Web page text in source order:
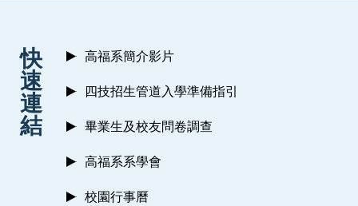
快
速
連
結
高福系簡介影片
四技招生管道入學準備指引
畢業生及校友問卷調查
高福系系學會
校園行事曆